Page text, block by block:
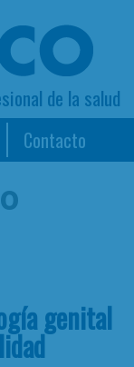
de la salud
Contacto
genital